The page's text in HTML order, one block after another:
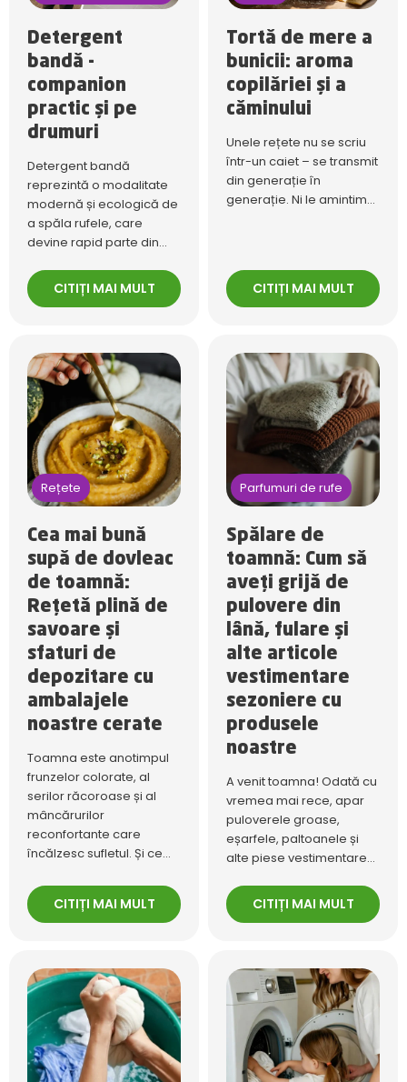
Detergent
bandă -
companion
practic și pe
drumuri
Detergent bandă
reprezintă o modalitate
modernă și ecologică de
a spăla rufele, care
devine rapid parte din...
CITIȚI MAI MULT
Tortă de mere a
bunicii: aroma
copilăriei și a
căminului
Unele rețete nu se scriu
într-un caiet – se transmit
din generație în
generație. Ni le amintim...
CITIȚI MAI MULT
Rețete
Cea mai bună
supă de dovleac
de toamnă:
Rețetă plină de
savoare și
sfaturi de
depozitare cu
ambalajele
noastre cerate
Toamna este anotimpul
frunzelor colorate, al
serilor răcoroase și al
mâncărurilor
reconfortante care
încălzesc sufletul. Și ce...
CITIȚI MAI MULT
Parfumuri de rufe
Spălare de
toamnă: Cum să
aveți grijă de
pulovere din
lână, fulare și
alte articole
vestimentare
sezoniere cu
produsele
noastre
A venit toamna! Odată cu
vremea mai rece, apar
puloverele groase,
eșarfele, paltoanele și
alte piese vestimentare...
CITIȚI MAI MULT